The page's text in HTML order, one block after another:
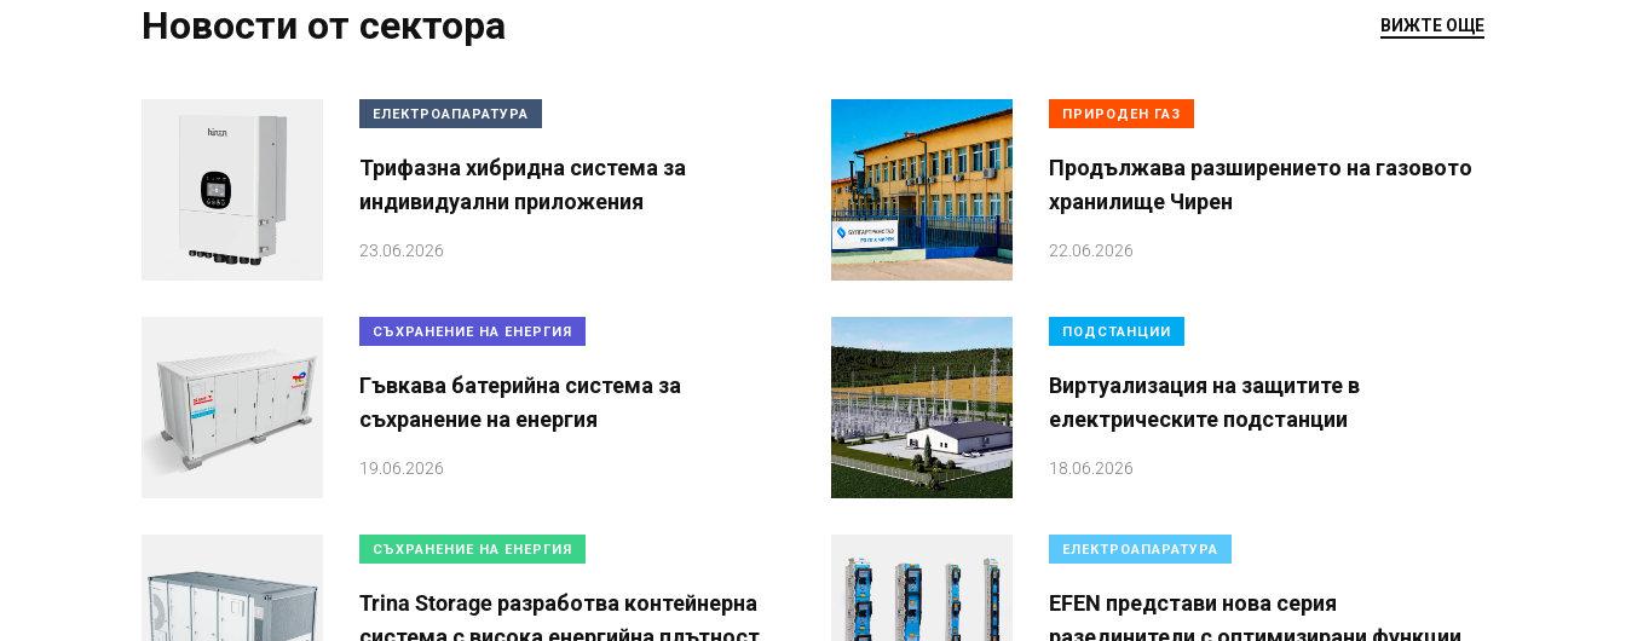
Новости от сектора ВИЖТЕ ОЩЕ
ЕЛЕКТРОАПАРАТУРА
Трифазна хибридна система за
индивидуални приложения
23.06.2026
ПРИРОДЕН ГАЗ
Продължава разширението на газовото
хранилище Чирен
22.06.2026
СЪХРАНЕНИЕ НА ЕНЕРГИЯ
Гъвкава батерийна система за
съхранение на енергия
19.06.2026
ПОДСТАНЦИИ
Виртуализация на защитите в
електрическите подстанции
18.06.2026
СЪХРАНЕНИЕ НА ЕНЕРГИЯ
Trina Storage разработва контейнерна
ЕЛЕКТРОАПАРАТУРА
EFEN представи нова серия